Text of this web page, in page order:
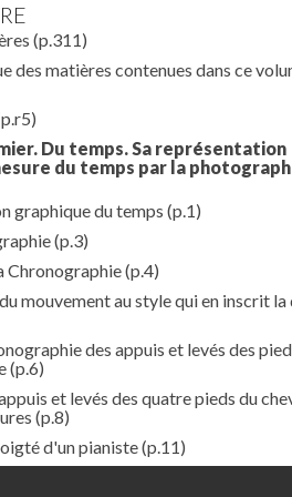
(p.311)
des matières contenues dans ce
Du temps. Sa représentation
du temps par la
graphique du temps (p.1)
(p.3)
Chronographie(p.4)
mouvement au style qui en inscrit la
des appuis et levés des
(p.6)
et levés des quatre pieds du
(p.8)
d'un pianiste(p.11)